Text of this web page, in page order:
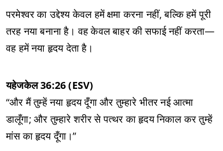
परमेश्वर का उद्देश्य केवल हमें क्षमा करना नहीं, बल्कि हमें पूरी
तरह नया बनाना है। वह केवल बाहर की सफाई नहीं करता—
वह हमें नया हृदय देता है।
यहेजकेल 36:26 (ESV)
“और मैं तुम्हें नया हृदय दूँगा और तुम्हारे भीतर नई आत्मा
डालूँगा; और तुम्हारे शरीर से पत्थर का हृदय निकाल कर तुम्हें
मांस का हृदय दूँगा।”